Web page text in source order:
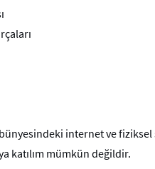
internet ve fiziksel
katılım mümkün değildir.